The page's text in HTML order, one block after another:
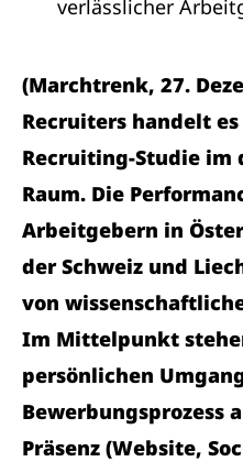
verlässlicher
(Marchtrenk, 27.
Recruiters handelt
Recruiting-Studie im
Raum. Die
Arbeitgebern in
der Schweiz und
von
Im Mittelpunkt
persönlichen
Bewerbungsprozess
Präsenz (Website,